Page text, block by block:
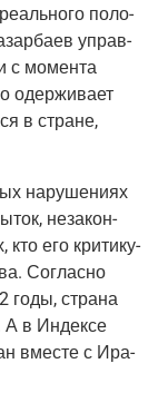
поло­
управ­
с момен­та
одер­жи­ва­ет
в стране,
нару­ше­ни­ях
неза­кон­
его кри­ти­ку­
Соглас­но
годы, стра­на
А в Индек­се
вме­сте с Ира­